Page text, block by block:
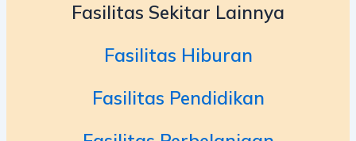
Fasilitas Sekitar Lainnya
Fasilitas Hiburan
Fasilitas Pendidikan